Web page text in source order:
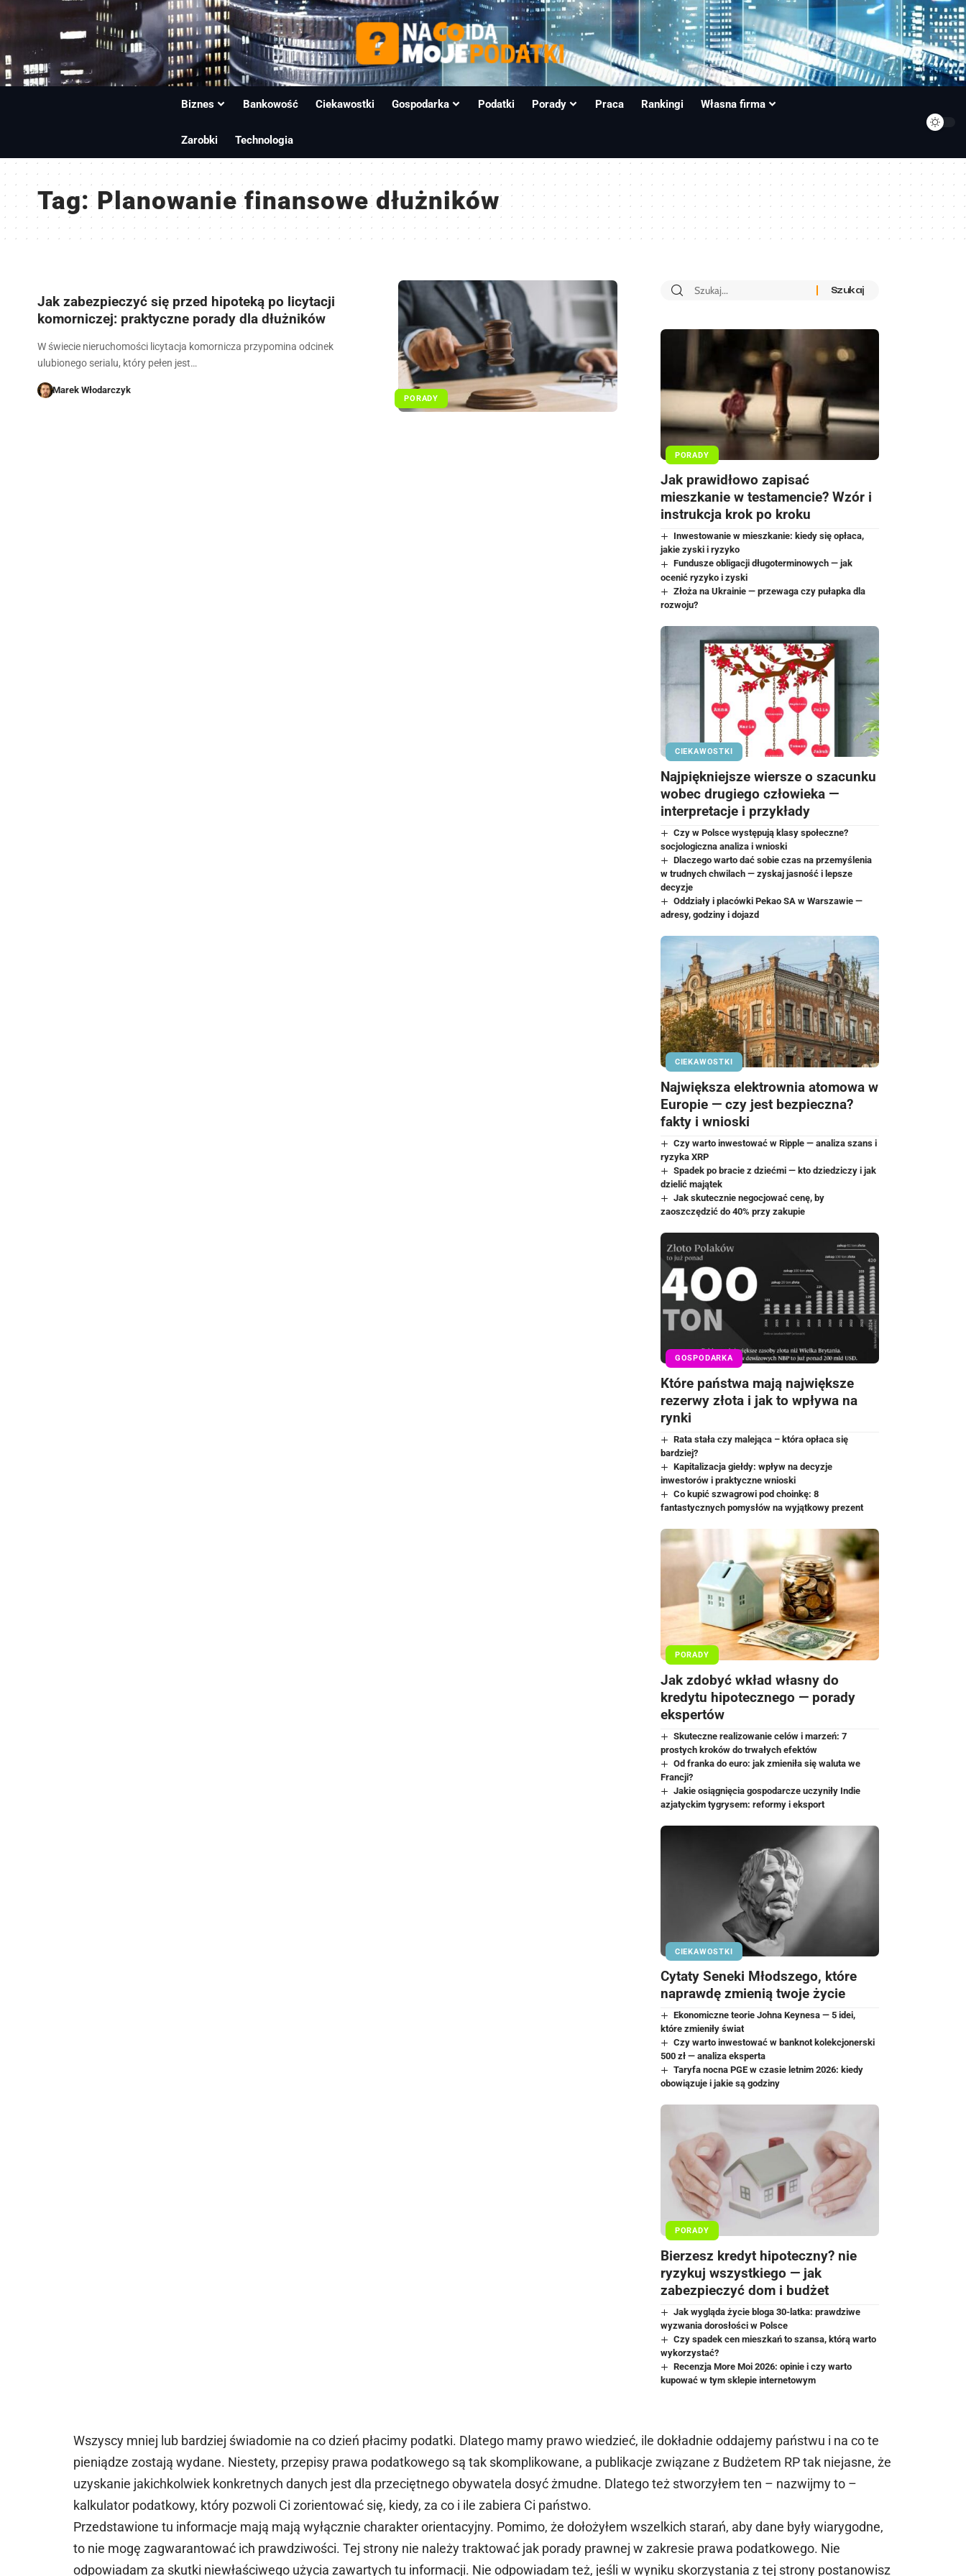
Biznes Bankowość Ciekawostki Gospodarka Podatki Porady Praca Rankingi Własna firma
Zarobki Technologia
Tag:Planowanie finansowe dłużników
PORADY
Jak zabezpieczyć się przed hipoteką po licytacji
komorniczej: praktyczne porady dla dłużników
W świecie nieruchomości licytacja komornicza przypomina odcinek
ulubionego serialu, który pełen jest…
Marek Włodarczyk
PORADY
Jak prawidłowo zapisać
mieszkanie w testamencie? Wzór i
instrukcja krok po kroku
Inwestowanie w mieszkanie: kiedy się opłaca,
jakie zyski i ryzyko
Fundusze obligacji długoterminowych — jak
ocenić ryzyko i zyski
Złoża na Ukrainie — przewaga czy pułapka dla
rozwoju?
CIEKAWOSTKI
Najpiękniejsze wiersze o szacunku
wobec drugiego człowieka —
interpretacje i przykłady
Czy w Polsce występują klasy społeczne?
socjologiczna analiza i wnioski
Dlaczego warto dać sobie czas na przemyślenia
w trudnych chwilach — zyskaj jasność i lepsze
decyzje
Oddziały i placówki Pekao SA w Warszawie —
adresy, godziny i dojazd
CIEKAWOSTKI
Największa elektrownia atomowa w
Europie — czy jest bezpieczna?
fakty i wnioski
Czy warto inwestować w Ripple — analiza szans i
ryzyka XRP
Spadek po bracie z dziećmi — kto dziedziczy i jak
dzielić majątek
Jak skutecznie negocjować cenę, by
zaoszczędzić do 40% przy zakupie
GOSPODARKA
Które państwa mają największe
rezerwy złota i jak to wpływa na
rynki
Rata stała czy malejąca – która opłaca się
bardziej?
Kapitalizacja giełdy: wpływ na decyzje
inwestorów i praktyczne wnioski
Co kupić szwagrowi pod choinkę: 8
fantastycznych pomysłów na wyjątkowy prezent
PORADY
Jak zdobyć wkład własny do
kredytu hipotecznego — porady
ekspertów
Skuteczne realizowanie celów i marzeń: 7
prostych kroków do trwałych efektów
Od franka do euro: jak zmieniła się waluta we
Francji?
Jakie osiągnięcia gospodarcze uczyniły Indie
azjatyckim tygrysem: reformy i eksport
CIEKAWOSTKI
Cytaty Seneki Młodszego, które
naprawdę zmienią twoje życie
Ekonomiczne teorie Johna Keynesa — 5 idei,
które zmieniły świat
Czy warto inwestować w banknot kolekcjonerski
500 zł — analiza eksperta
Taryfa nocna PGE w czasie letnim 2026: kiedy
obowiązuje i jakie są godziny
PORADY
Bierzesz kredyt hipoteczny? nie
ryzykuj wszystkiego — jak
zabezpieczyć dom i budżet
Jak wygląda życie bloga 30-latka: prawdziwe
wyzwania dorosłości w Polsce
Czy spadek cen mieszkań to szansa, którą warto
wykorzystać?
Recenzja More Moi 2026: opinie i czy warto
kupować w tym sklepie internetowym
Wszyscy mniej lub bardziej świadomie na co dzień płacimy podatki. Dlatego mamy prawo wiedzieć, ile dokładnie oddajemy państwu i na co te
pieniądze zostają wydane. Niestety, przepisy prawa podatkowego są tak skomplikowane, a publikacje związane z Budżetem RP tak niejasne, że
uzyskanie jakichkolwiek konkretnych danych jest dla przeciętnego obywatela dosyć żmudne. Dlatego też stworzyłem ten – nazwijmy to –
kalkulator podatkowy, który pozwoli Ci zorientować się, kiedy, za co i ile zabiera Ci państwo.
Przedstawione tu informacje mają mają wyłącznie charakter orientacyjny. Pomimo, że dołożyłem wszelkich starań, aby dane były wiarygodne,
to nie mogę zagwarantować ich prawdziwości. Tej strony nie należy traktować jak porady prawnej w zakresie prawa podatkowego. Nie
odpowiadam za skutki niewłaściwego użycia zawartych tu informacji. Nie odpowiadam też, jeśli w wyniku skorzystania z tej strony postanowisz